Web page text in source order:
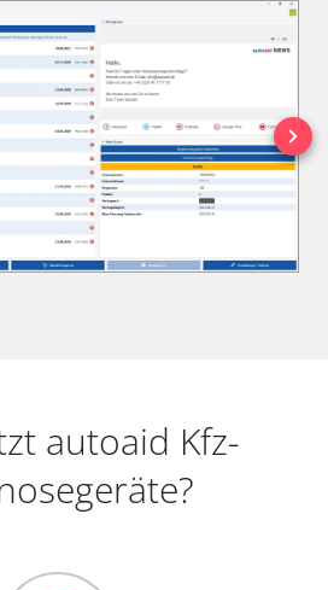
autoaid Kfz-